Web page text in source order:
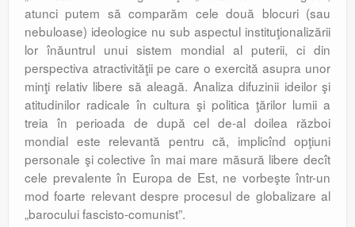
atunci putem să comparăm cele două blocuri (sau
nebuloase) ideologice nu sub aspectul instituţionalizării
lor înăuntrul unui sistem mondial al puterii, ci din
perspectiva atractivităţii pe care o exercită asupra unor
minţi relativ libere să aleagă. Analiza difuzinii ideilor şi
atitudinilor radicale în cultura şi politica ţărilor lumii a
treia în perioada de după cel de-al doilea război
mondial este relevantă pentru că, implicînd opţiuni
personale şi colective în mai mare măsură libere decît
cele prevalente în Europa de Est, ne vorbeşte într-un
mod foarte relevant despre procesul de globalizare al
„barocului fascisto-comunist”.